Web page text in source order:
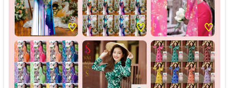
♡ ♡ ♡